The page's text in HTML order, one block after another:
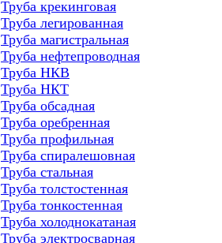
Труба крекинговая
Труба легированная
Труба магистральная
Труба нефтепроводная
Труба НКВ
Труба НКТ
Труба обсадная
Труба оребренная
Труба профильная
Труба спиралешовная
Труба стальная
Труба толстостенная
Труба тонкостенная
Труба холоднокатаная
Труба электросварная